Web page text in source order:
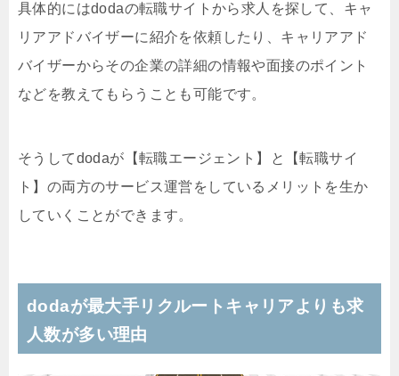
具体的にはdodaの転職サイトから求人を探して、キャ
リアアドバイザーに紹介を依頼したり、キャリアアド
バイザーからその企業の詳細の情報や面接のポイント
などを教えてもらうことも可能です。
そうしてdodaが【転職エージェント】と【転職サイ
ト】の両方のサービス運営をしているメリットを生か
していくことができます。
dodaが最大手リクルートキャリアよりも求
人数が多い理由